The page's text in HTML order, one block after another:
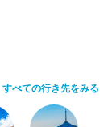
すべての行き先をみる